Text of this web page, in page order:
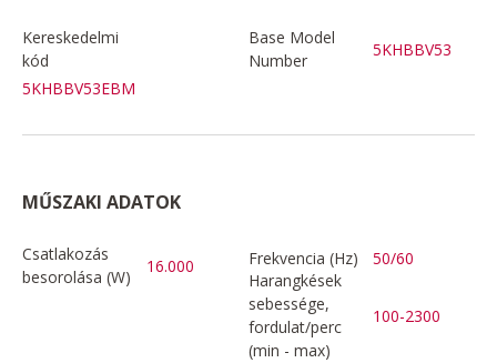
Kereskedelmi
kód
5KHBBV53EBM
Base Model
Number
5KHBBV53
MŰSZAKI ADATOK
Csatlakozás
besorolása (W)
16.000 Frekvencia (Hz)
50/60
Harangkések
sebessége,
fordulat/perc
(min - max)
100-2300